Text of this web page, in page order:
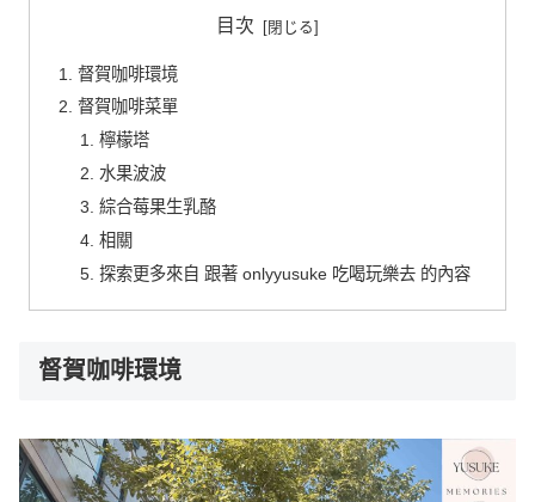
目次
督賀咖啡環境
督賀咖啡菜單
檸檬塔
水果波波
綜合莓果生乳酪
相關
探索更多來自 跟著 onlyyusuke 吃喝玩樂去 的內容
督賀咖啡環境